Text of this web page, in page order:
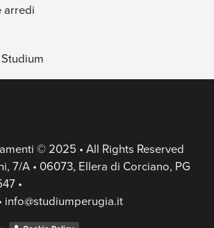
arredi
© 2025 • All Rights Reserved
7/A • 06073, Ellera di Corciano, PG
•
info@studiumperugia.it